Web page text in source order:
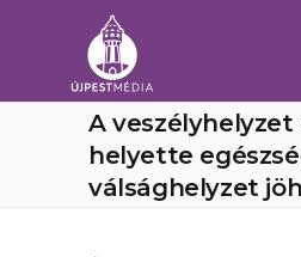
A
helyette
válsághelyzet